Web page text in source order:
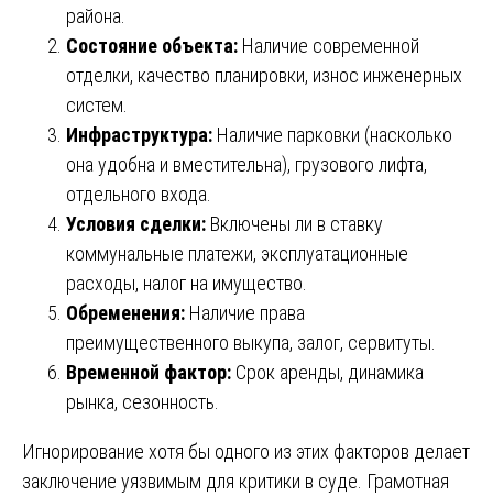
района.
Состояние объекта: Наличие современной
отделки, качество планировки, износ инженерных
систем.
Инфраструктура: Наличие парковки (насколько
она удобна и вместительна), грузового лифта,
отдельного входа.
Условия сделки: Включены ли в ставку
коммунальные платежи, эксплуатационные
расходы, налог на имущество.
Обременения: Наличие права
преимущественного выкупа, залог, сервитуты.
Временной фактор: Срок аренды, динамика
рынка, сезонность.
Игнорирование хотя бы одного из этих факторов делает
заключение уязвимым для критики в суде. Грамотная